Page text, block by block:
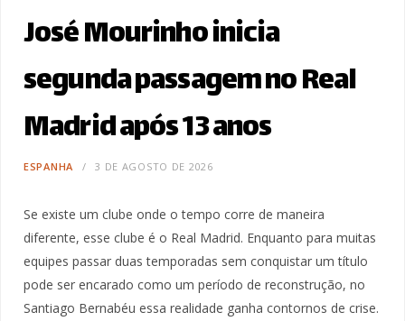
José Mourinho inicia
segunda passagem no Real
Madrid após 13 anos
ESPANHA 3 DE AGOSTO DE 2026
Se existe um clube onde o tempo corre de maneira
diferente, esse clube é o Real Madrid. Enquanto para muitas
equipes passar duas temporadas sem conquistar um título
pode ser encarado como um período de reconstrução, no
Santiago Bernabéu essa realidade ganha contornos de crise.